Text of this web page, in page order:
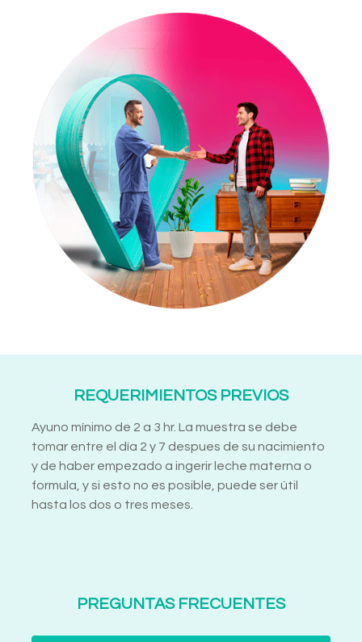
REQUERIMIENTOS PREVIOS
Ayuno mínimo de 2 a 3 hr. La muestra se debe
tomar entre el día 2 y 7 despues de su nacimiento
y de haber empezado a ingerir leche materna o
formula, y si esto no es posible, puede ser útil
hasta los dos o tres meses.
PREGUNTAS FRECUENTES